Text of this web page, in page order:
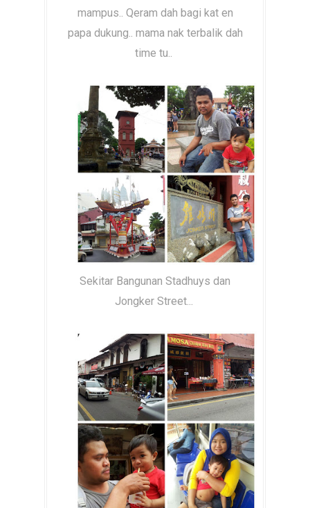
mampus.. Qeram dah bagi kat en
papa dukung.. mama nak terbalik dah
time tu..
Sekitar Bangunan Stadhuys dan
Jongker Street...